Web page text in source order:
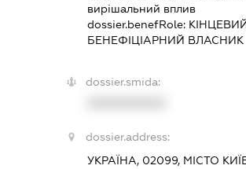
вирішальний вплив
dossier.benefRole:
БЕНЕФІЦІАРНИЙ ВЛАСНИК
dossier.smida:
dossier.address:
УКРАЇНА, 02099, МІСТО